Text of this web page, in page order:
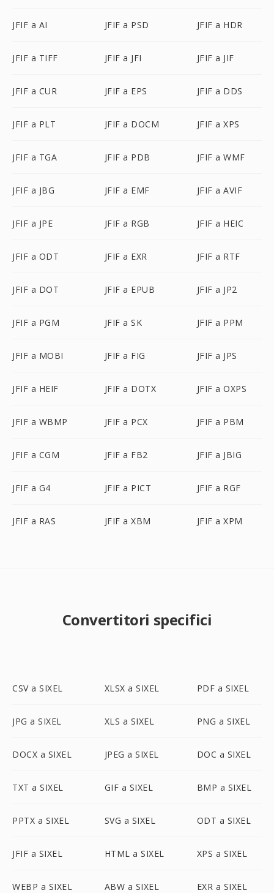
JFIF a AI JFIF a PSD JFIF a HDR
JFIF a TIFF JFIF a JFI JFIF a JIF
JFIF a CUR JFIF a EPS JFIF a DDS
JFIF a PLT JFIF a DOCM JFIF a XPS
JFIF a TGA JFIF a PDB JFIF a WMF
JFIF a JBG JFIF a EMF JFIF a AVIF
JFIF a JPE JFIF a RGB JFIF a HEIC
JFIF a ODT JFIF a EXR JFIF a RTF
JFIF a DOT JFIF a EPUB JFIF a JP2
JFIF a PGM JFIF a SK JFIF a PPM
JFIF a MOBI JFIF a FIG JFIF a JPS
JFIF a HEIF JFIF a DOTX JFIF a OXPS
JFIF a WBMP JFIF a PCX JFIF a PBM
JFIF a CGM JFIF a FB2 JFIF a JBIG
JFIF a G4 JFIF a PICT JFIF a RGF
JFIF a RAS JFIF a XBM JFIF a XPM
Convertitori specifici
CSV a SIXEL XLSX a SIXEL PDF a SIXEL
JPG a SIXEL XLS a SIXEL PNG a SIXEL
DOCX a SIXEL JPEG a SIXEL DOC a SIXEL
TXT a SIXEL GIF a SIXEL BMP a SIXEL
PPTX a SIXEL SVG a SIXEL ODT a SIXEL
JFIF a SIXEL HTML a SIXEL XPS a SIXEL
WEBP a SIXEL ABW a SIXEL EXR a SIXEL